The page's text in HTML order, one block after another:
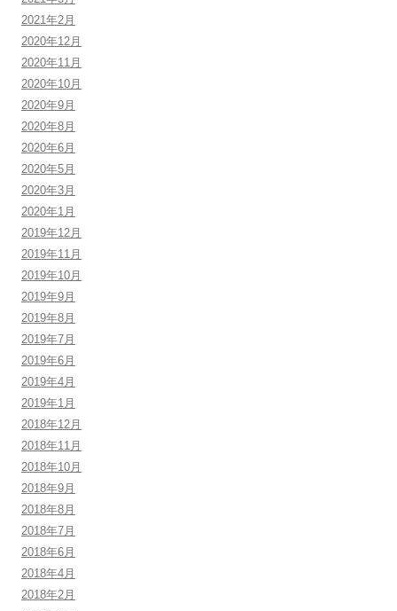
2021年2月
2020年12月
2020年11月
2020年10月
2020年9月
2020年8月
2020年6月
2020年5月
2020年3月
2020年1月
2019年12月
2019年11月
2019年10月
2019年9月
2019年8月
2019年7月
2019年6月
2019年4月
2019年1月
2018年12月
2018年11月
2018年10月
2018年9月
2018年8月
2018年7月
2018年6月
2018年4月
2018年2月